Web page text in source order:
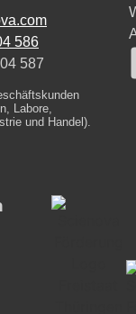
586
587
Labore,
und Handel).